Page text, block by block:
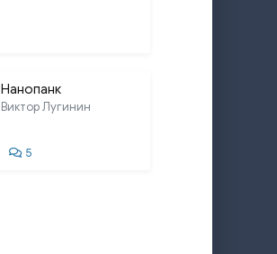
Нанопанк
Виктор Лугинин
5